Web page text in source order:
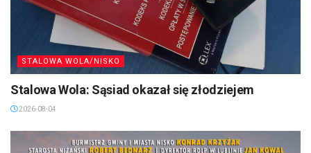
STALOWA WOLA/NISKO
Stalowa Wola: Sąsiad okazał się złodziejem
2026-08-04